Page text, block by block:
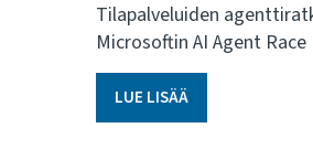
Tilapalveluiden
Microsoftin AI Agent
LUE LISÄÄ